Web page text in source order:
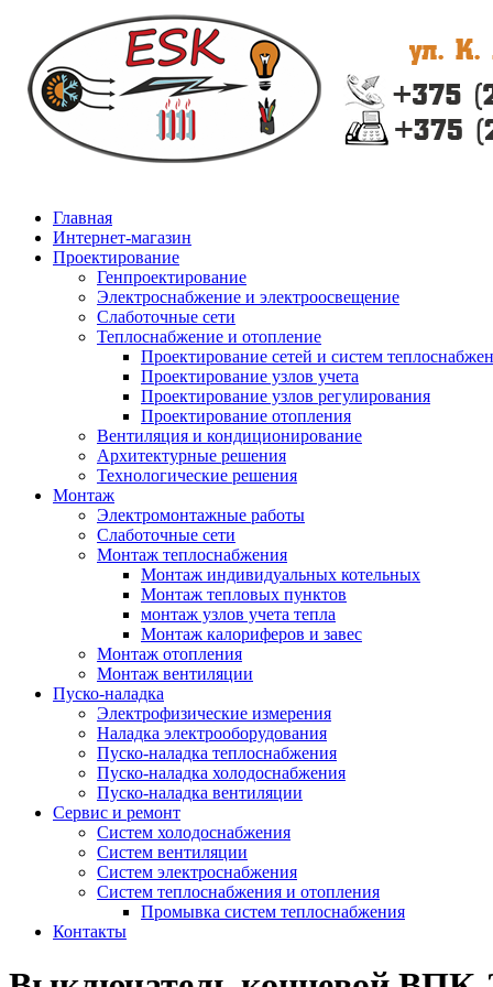
Главная
Интернет-магазин
Проектирование
Генпроектирование
Электроснабжение и электроосвещение
Слаботочные сети
Теплоснабжение и отопление
Проектирование сетей и систем
Проектирование узлов учета
Проектирование узлов регулирования
Проектирование отопления
Вентиляция и кондиционирование
Архитектурные решения
Технологические решения
Монтаж
Электромонтажные работы
Слаботочные сети
Монтаж теплоснабжения
Монтаж индивидуальных котельных
Монтаж тепловых пунктов
монтаж узлов учета тепла
Монтаж калориферов и завес
Монтаж отопления
Монтаж вентиляции
Пуско-наладка
Электрофизические измерения
Наладка электрооборудования
Пуско-наладка теплоснабжения
Пуско-наладка холодоснабжения
Пуско-наладка вентиляции
Сервис и ремонт
Систем холодоснабжения
Систем вентиляции
Систем электроснабжения
Систем теплоснабжения и отопления
Промывка систем теплоснабжения
Контакты